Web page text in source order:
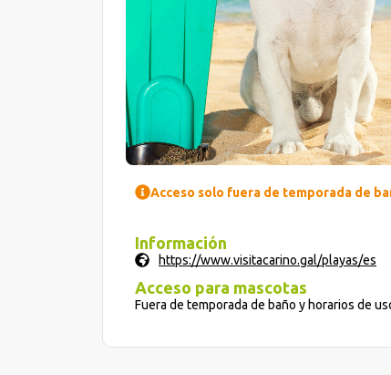
Acceso solo fuera de temporada de
Información
https://www.visitacarino.gal/playas/es
Acceso para mascotas
Fuera de temporada de baño y horarios de